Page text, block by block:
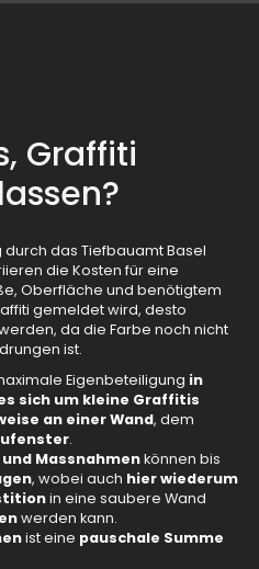
Graffiti
das Tiefbauamt Basel
die Kosten für eine
Oberfläche und benötigtem
gemeldet wird, desto
da die Farbe noch nicht
ist.
Eigenbeteiligung in
sich um kleine Graffitis
an einer Wand, dem
.
Massnahmenkönnen bis
, wobei auch hier wiederum
in eine saubere Wand
werden kann.
ist eine pauschale Summe